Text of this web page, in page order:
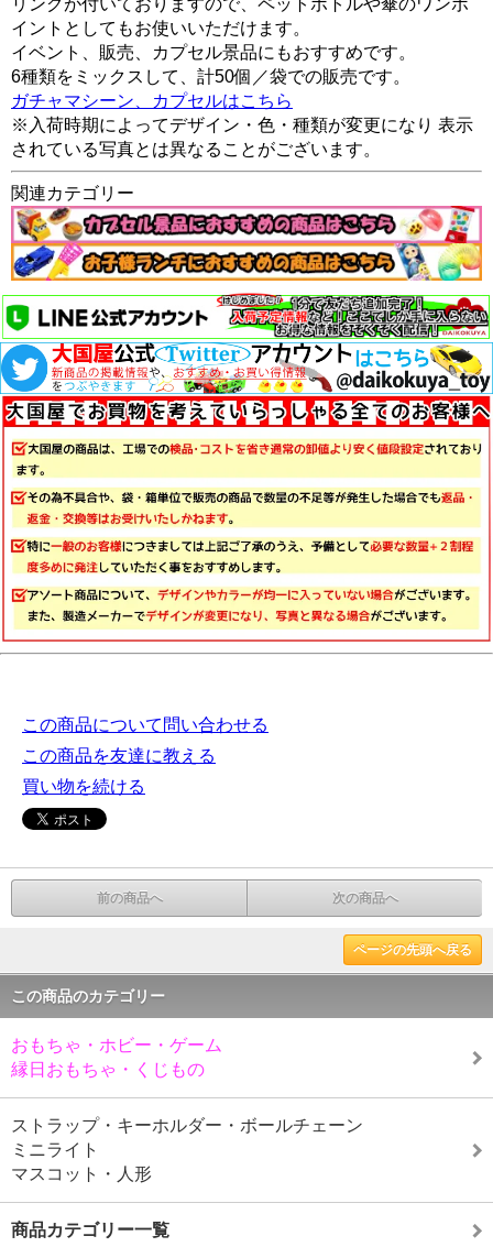
リングが付いておりますので、ペットボトルや傘のワンポ
イントとしてもお使いいただけます。
イベント、販売、カプセル景品にもおすすめです。
6種類をミックスして、計50個／袋での販売です。
ガチャマシーン、カプセルはこちら
※入荷時期によってデザイン・色・種類が変更になり 表示
されている写真とは異なることがございます。
関連カテゴリー
この商品について問い合わせる
この商品を友達に教える
買い物を続ける
前の商品へ 次の商品へ
ページの先頭へ戻る
この商品のカテゴリー
おもちゃ・ホビー・ゲーム
縁日おもちゃ・くじもの
ストラップ・キーホルダー・ボールチェーン
ミニライト
マスコット・人形
商品カテゴリー一覧